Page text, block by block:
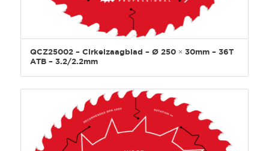
QCZ25002 – Cirkelzaagblad – Ø 250 × 30mm – 36T
ATB – 3.2/2.2mm